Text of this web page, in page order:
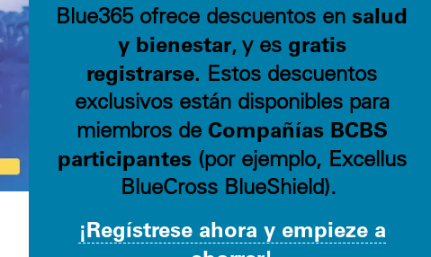
Blue365 ofrece descuentos ensalud
y bienestar, y es gratis
registrarse. Estos descuentos
exclusivos están disponibles para
miembros de Compañías BCBS
participantes(por ejemplo, Excellus
BlueCross BlueShield).
¡Regístrese ahora y empieze a